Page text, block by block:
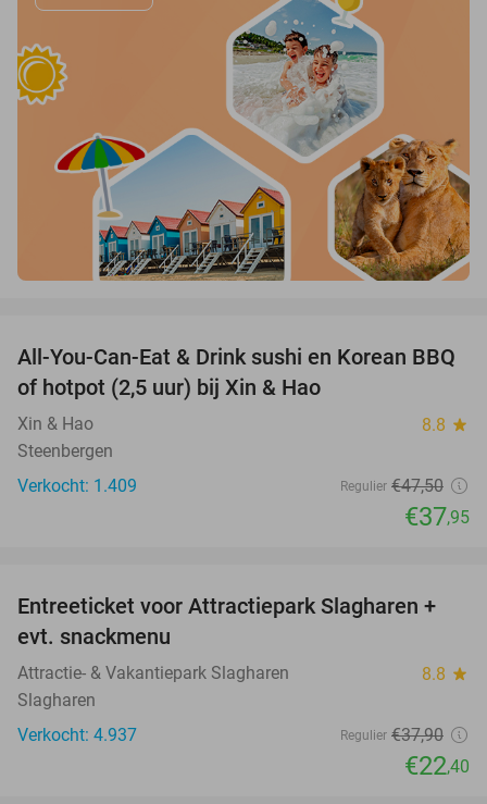
20%
All-You-Can-Eat & Drink sushi en Korean BBQ
of hotpot (2,5 uur) bij Xin & Hao
Xin & Hao 8.8 star
Steenbergen
Verkocht: 1.409
Regulier €47,50
€37,95
41%
Entreeticket voor Attractiepark Slagharen +
evt. snackmenu
Attractie- & Vakantiepark Slagharen 8.8 star
Slagharen
Verkocht: 4.937
Regulier €37,90
€22,40